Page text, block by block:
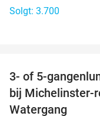
Solgt: 3.700
3- of 5-
bij Michelinster-
Watergang